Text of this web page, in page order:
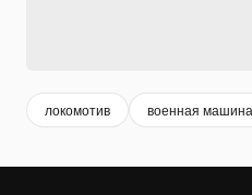
локомотив военная машина